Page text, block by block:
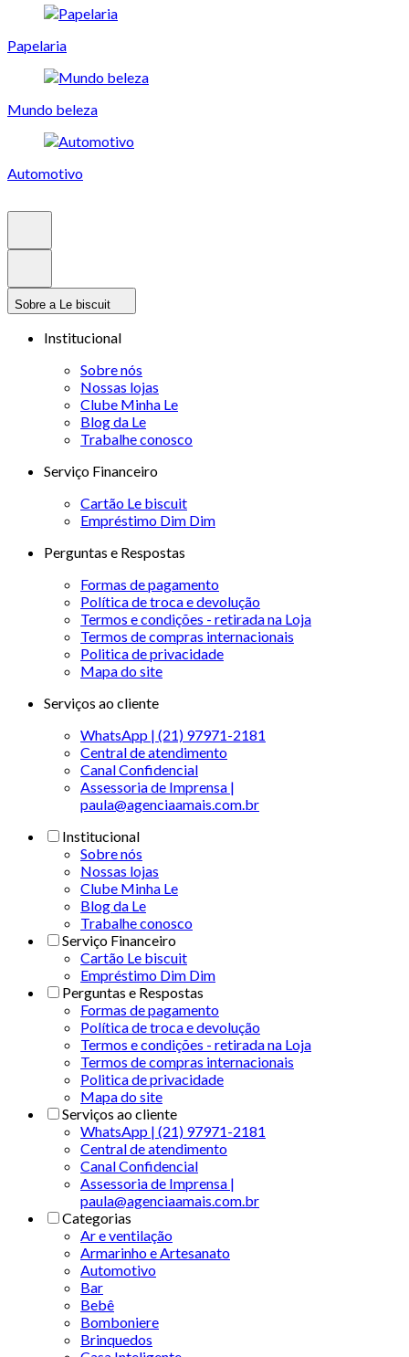
Papelaria
Mundo beleza
Automotivo
Sobre a Le biscuit
Institucional
Sobre nós
Nossas lojas
Clube Minha Le
Blog da Le
Trabalhe conosco
Serviço Financeiro
Cartão Le biscuit
Empréstimo Dim Dim
Perguntas e Respostas
Formas de pagamento
Política de troca e devolução
Termos e condições - retirada na Loja
Termos de compras internacionais
Politica de privacidade
Mapa do site
Serviços ao cliente
WhatsApp | (21) 97971-2181
Central de atendimento
Canal Confidencial
Assessoria de Imprensa |
paula@agenciaamais.com.br
Institucional
Sobre nós
Nossas lojas
Clube Minha Le
Blog da Le
Trabalhe conosco
Serviço Financeiro
Cartão Le biscuit
Empréstimo Dim Dim
Perguntas e Respostas
Formas de pagamento
Política de troca e devolução
Termos e condições - retirada na Loja
Termos de compras internacionais
Politica de privacidade
Mapa do site
Serviços ao cliente
WhatsApp | (21) 97971-2181
Central de atendimento
Canal Confidencial
Assessoria de Imprensa |
paula@agenciaamais.com.br
Categorias
Ar e ventilação
Armarinho e Artesanato
Automotivo
Bar
Bebê
Bomboniere
Brinquedos